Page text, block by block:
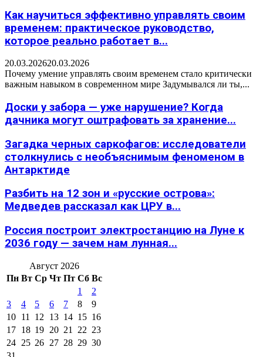
Как научиться эффективно управлять своим
временем: практическое руководство,
которое реально работает в...
20.03.202620.03.2026
Почему умение управлять своим временем стало критически
важным навыком в современном мире Задумывался ли ты,...
Доски у забора — уже нарушение? Когда
дачника могут оштрафовать за хранение...
Загадка черных саркофагов: исследователи
столкнулись с необъяснимым феноменом в
Антарктиде
Разбить на 12 зон и «русские острова»:
Медведев рассказал как ЦРУ в...
Россия построит электростанцию на Луне к
2036 году — зачем нам лунная...
Август 2026
Пн Вт Ср Чт Пт Сб Вс
1
2
3
4 5 6 7 8
9
10 11 12 13 14 15 16
17 18 19 20 21 22 23
24 25 26 27 28 29 30